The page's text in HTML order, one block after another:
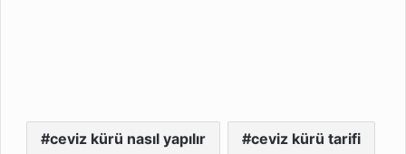
ceviz kürü nasıl yapılır ceviz kürü tarifi